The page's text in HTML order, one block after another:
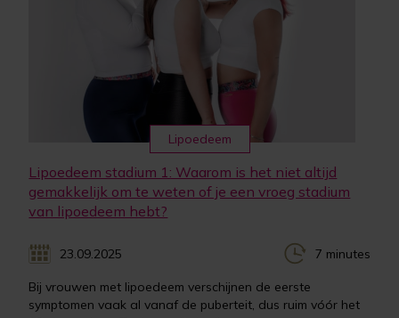
Lipoedeem
Lipoedeem stadium 1: Waarom is het niet altijd
gemakkelijk om te weten of je een vroeg stadium
van lipoedeem hebt?
23.09.2025 7 minutes
Bij vrouwen met lipoedeem verschijnen de eerste
symptomen vaak al vanaf de puberteit, dus ruim vóór het